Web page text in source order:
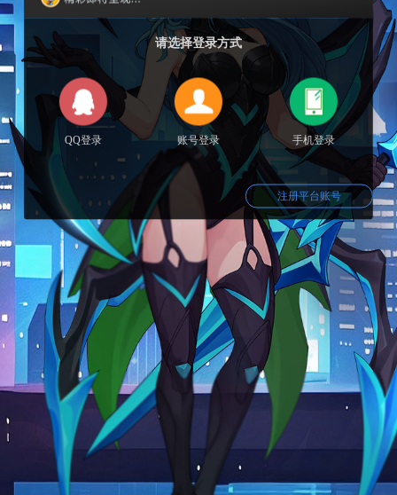
请选择登录方式
QQ登录 账号登录 手机登录
注册平台账号